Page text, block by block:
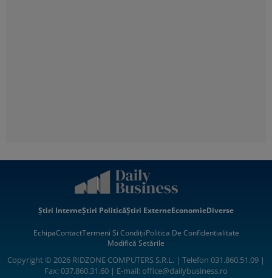
Știri InterneȘtiri PoliticăȘtiri ExterneEconomieDiverse
EchipaContactTermeni Si CondițiiPolitica De Confidentialitate
Modifică Setările
Copyright © 2026 RIDZONE COMPUTERS S.R.L. | Telefon 031.860.51.09 |
Fax: 037.860.31.60 | E-mail:office@dailybusiness.ro